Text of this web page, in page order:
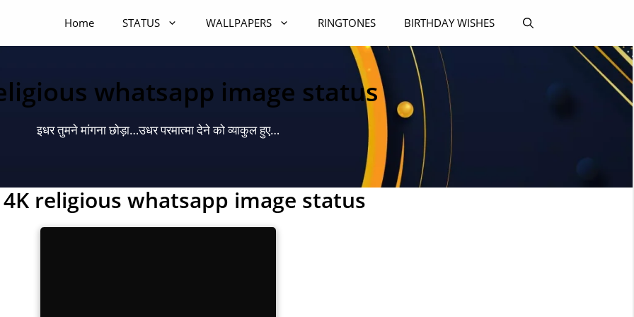
Home STATUS WALLPAPERS RINGTONES BIRTHDAY WISHES
whatsapp image status
इधर तुमने मांगना छोड़ा…उधर परमात्मा देने को व्याकुल हुए…
4K religious whatsapp image status